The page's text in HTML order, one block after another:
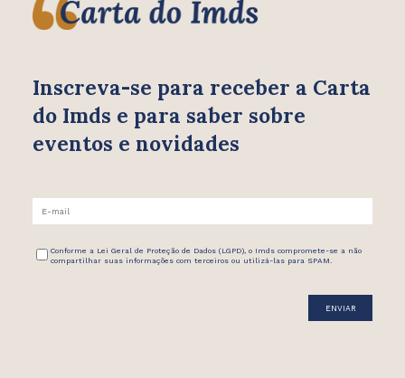
Inscreva-se para receber a Carta
do Imds e para saber sobre
eventos e novidades
Conforme a Lei Geral de Proteção de Dados (LGPD), o Imds compromete-se a não
compartilhar suas informações com terceiros ou utilizá-las para SPAM.